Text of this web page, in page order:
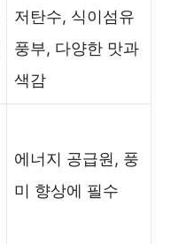
저탄수, 식이섬유
풍부, 다양한 맛과
색감
에너지 공급원, 풍
미 향상에 필수